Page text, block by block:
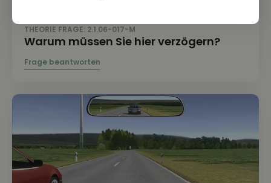
THEORIE FRAGE: 2.1.06-017-M
Warum müssen Sie hier verzögern?